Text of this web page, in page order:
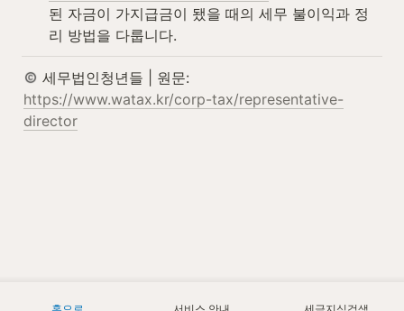
된 자금이 가지급금이 됐을 때의 세무 불이익과 정
리 방법을 다룹니다.
https://www.watax.kr/corp-tax/representative-
director